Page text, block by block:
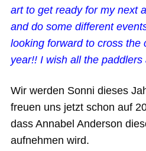
art to get ready for my next
and do some different
looking forward to cross the
year!! I wish all the
Wir werden Sonni dieses
freuen uns jetzt schon auf
dass Annabel Anderson
aufnehmen wird.